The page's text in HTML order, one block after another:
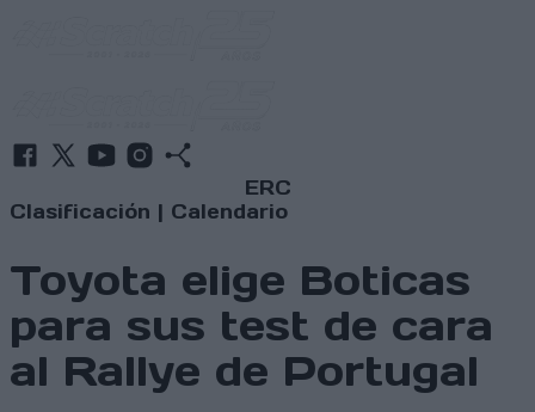
ERC
Clasificación | Calendario
Toyota elige Boticas
para sus test de cara
al Rallye de Portugal